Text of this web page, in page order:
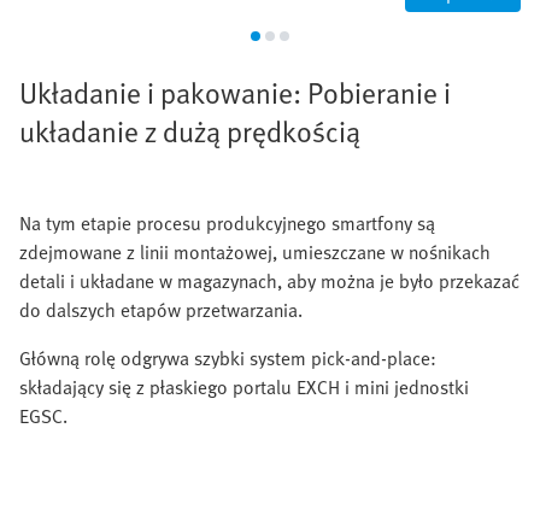
Układanie i pakowanie: Pobieranie i
układanie z dużą prędkością
Na tym etapie procesu produkcyjnego smartfony są
zdejmowane z linii montażowej, umieszczane w nośnikach
detali i układane w magazynach, aby można je było przekazać
do dalszych etapów przetwarzania.
Główną rolę odgrywa szybki system pick-and-place:
składający się z płaskiego portalu EXCH i mini jednostki
EGSC.